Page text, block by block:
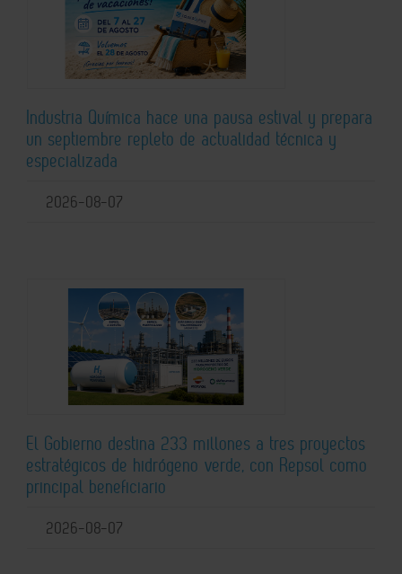
Industria Química hace una pausa estival y prepara
un septiembre repleto de actualidad técnica y
especializada
2026-08-07
El Gobierno destina 233 millones a tres proyectos
estratégicos de hidrógeno verde, con Repsol como
principal beneficiario
2026-08-07